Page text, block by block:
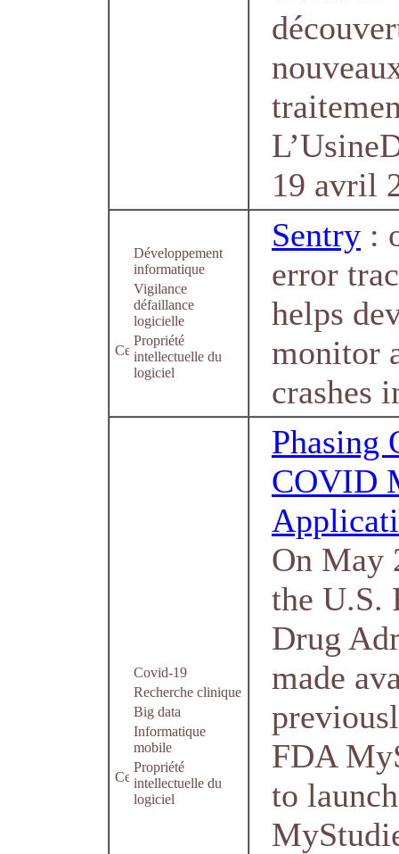
19 avril
Développement
informatique
Vigilance
défaillance
logicielle
Propriété
intellectuelle du
logiciel
Sentry :
error
helps
monitor
crashes
Covid-19
Recherche clinique
Big data
Informatique
mobile
Propriété
intellectuelle du
logiciel
Phasing
COVID
On May
the U.S.
Drug
made
FDA
to